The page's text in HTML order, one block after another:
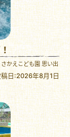
さかえこども園 思い出
日:2026年8月1日